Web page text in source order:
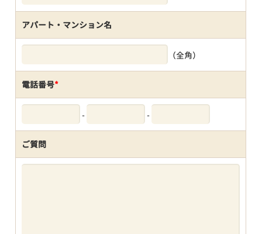
アパート・マンション名
（全角）
電話番号*
- -
ご質問